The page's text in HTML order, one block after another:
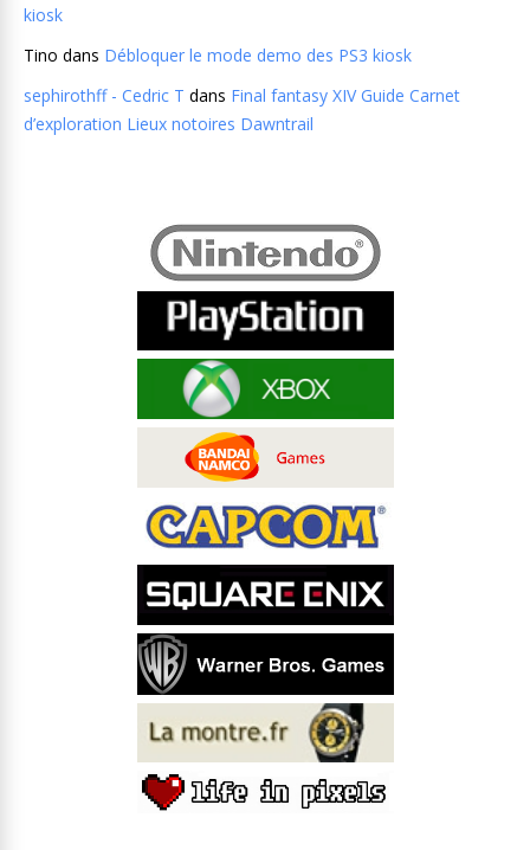
kiosk
Tino dans Débloquer le mode demo des PS3 kiosk
sephirothff - Cedric T dans Final fantasy XIV Guide Carnet
d’exploration Lieux notoires Dawntrail